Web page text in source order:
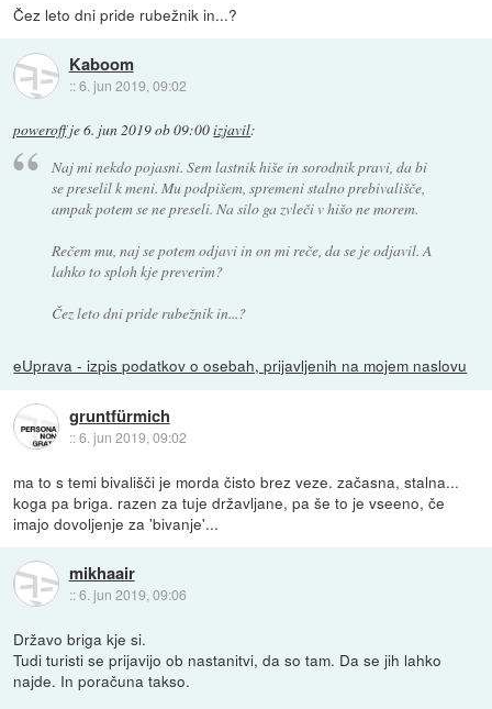
Čez leto dni pride rubežnik in...?
Kaboom
::6. jun 2019, 09:02
poweroffje6. jun 2019 ob 09:00izjavil:
Naj mi nekdo pojasni. Sem lastnik hiše in sorodnik pravi, da bi
se preselil k meni. Mu podpišem, spremeni stalno prebivališče,
ampak potem se ne preseli. Na silo ga zvleči v hišo ne morem.
Rečem mu, naj se potem odjavi in on mi reče, da se je odjavil. A
lahko to sploh kje preverim?
Čez leto dni pride rubežnik in...?
eUprava - izpis podatkov o osebah, prijavljenih na mojem naslovu
gruntfürmich
::6. jun 2019, 09:02
ma to s temi bivališči je morda čisto brez veze. začasna, stalna...
koga pa briga. razen za tuje državljane, pa še to je vseeno, če
imajo dovoljenje za 'bivanje'...
mikhaair
::6. jun 2019, 09:06
Državo briga kje si.
Tudi turisti se prijavijo ob nastanitvi, da so tam. Da se jih lahko
najde. In poračuna takso.